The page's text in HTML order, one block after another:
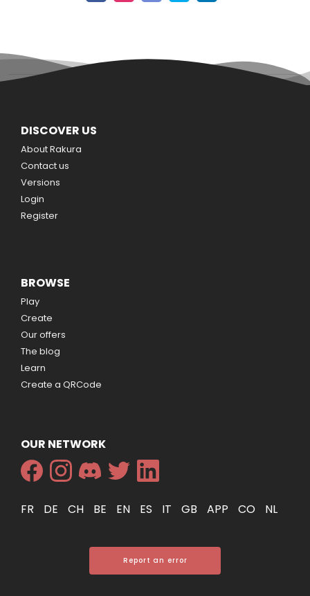
DISCOVER US
About Rakura
Contact us
Versions
Login
Register
BROWSE
Play
Create
Our offers
The blog
Learn
Create a QRCode
OUR NETWORK
FR DE CH BE EN ES IT GB APP CO NL
Report an error